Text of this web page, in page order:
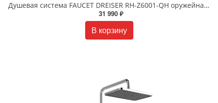
Душевая система FAUCET DREISER RH-Z6001-QH оружейная сталь
31 990 ₽
В корзину